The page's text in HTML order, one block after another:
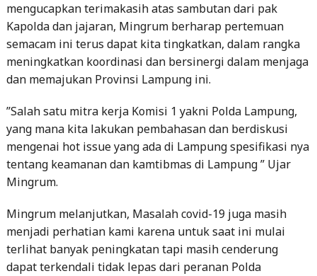
mengucapkan terimakasih atas sambutan dari pak
Kapolda dan jajaran, Mingrum berharap pertemuan
semacam ini terus dapat kita tingkatkan, dalam rangka
meningkatkan koordinasi dan bersinergi dalam menjaga
dan memajukan Provinsi Lampung ini.
”Salah satu mitra kerja Komisi 1 yakni Polda Lampung,
yang mana kita lakukan pembahasan dan berdiskusi
mengenai hot issue yang ada di Lampung spesifikasi nya
tentang keamanan dan kamtibmas di Lampung ” Ujar
Mingrum.
Mingrum melanjutkan, Masalah covid-19 juga masih
menjadi perhatian kami karena untuk saat ini mulai
terlihat banyak peningkatan tapi masih cenderung
dapat terkendali tidak lepas dari peranan Polda